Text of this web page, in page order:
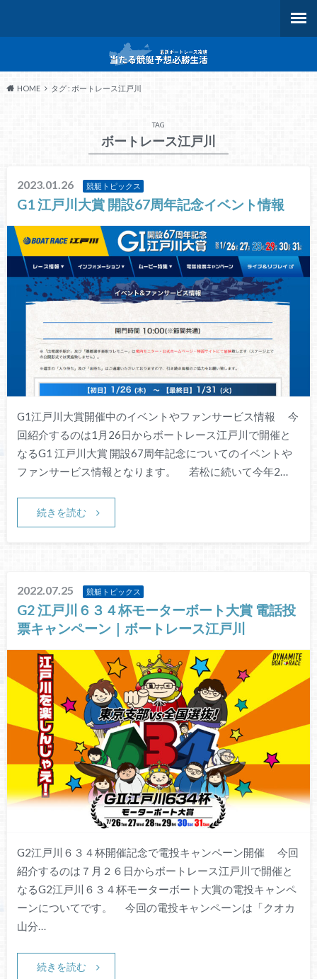
HOME タグ : ボートレース江戸川
TAG
ボートレース江戸川
2023.01.26 競艇トピックス
G1 江戸川大賞 開設67周年記念イベント情報
G1江戸川大賞開催中のイベントやファンサービス情報 今
回紹介するのは1月26日からボートレース江戸川で開催と
なるG1 江戸川大賞 開設67周年記念についてのイベントや
ファンサービス情報となります。 若松に続いて今年2…
続きを読む
2022.07.25 競艇トピックス
G2 江戸川６３４杯モーターボート大賞 電話投
票キャンペーン｜ボートレース江戸川
G2江戸川６３４杯開催記念で電投キャンペーン開催 今回
紹介するのは７月２６日からボートレース江戸川で開催と
なるG2江戸川６３４杯モーターボート大賞の電投キャンペ
ーンについてです。 今回の電投キャンペーンは「クオカ
山分…
続きを読む